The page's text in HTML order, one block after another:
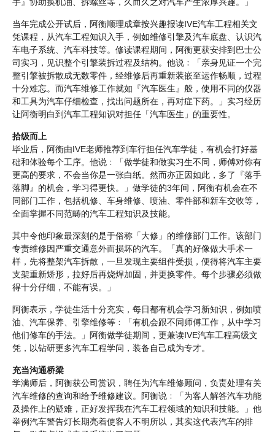
当年完成公开试后，阿衡顺理成章按兴趣报读IVE汽车工程相关文
凭课程，从汽车工程知识入手，例如维修引擎及汽车底盘、认识汽
车电子系统、汽车科技等。修读课程期间，阿衡更获安排到巴士公
司实习，见识整个引擎装拆过程及结构。他说﹕「亲身见证一个完
整引擎被拆散成无数零件，经维修后再重新装嵌至运作畅顺，过程
十分难忘。而汽车维修工作就如『汽车医生』般，使用不同的仪器
和工具为汽车仔细检查，找出问题所在，再对症下药。」实习经历
让阿衡明白到汽车工程知识对担任「汽车医生」的重要性。
拾级而上
毕业后，阿衡由IVE老师推荐到车行担任汽车学徒，有机会打好基
础和体验每个工序。他说﹕「做学徒和做实习生不同，师傅对你有
更高的要求，不会当你是一张白纸。然而亦正因如此，多了『落手
落脚』的机会，学习得更快。」做学徒的3年间，阿衡有机会在不
同部门工作，包括机修、车身维修、喷油、零件部和新车交收等，
全面掌握不同范畴的汽车工程知识及技能。
其中令他印象最深刻的是于俗称「大修」的维修部门工作。该部门
专责维修因严重交通意外而损坏的汽车。「真的好像做大手术一
样，先将整架汽车拆散，一旦发现主要组件受损，便得将汽车主要
支架重新矫形，拉好后再烧焊加固，并更换零件。每个步骤必须做
得十分仔细，不能有误。」
阿衡表示，学徒生活十分充实，每日都有机会学习新知识，例如喷
油、汽车保养、引擎维修等﹕「有机会跟不同师傅工作，从中学习
他们修车的手法。」阿衡做学徒期间，更兼读IVE汽车工程高级文
凭，以钻研更多汽车工程学问，装备自己成为专才。
充当沟通桥梁
学满师后，阿衡获公司赏识，聘任为汽车维修顾问，负责处理有关
汽车维修的查询和给予维修建议。阿衡说﹕「为客人解答汽车功能
及操作上的疑难，正好发挥我在汽车工程领域的知识和技能。」他
举例汽车警告灯长期亮着使客人不明所以，其实这代表汽车的排